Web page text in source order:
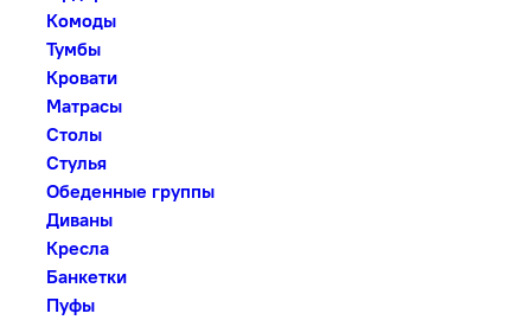
Комоды
Тумбы
Кровати
Матрасы
Столы
Стулья
Обеденные группы
Диваны
Кресла
Банкетки
Пуфы